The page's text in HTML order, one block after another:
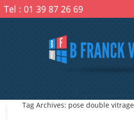
Tel : 01 39 87 26 69
Tag Archives: pose double vitrage